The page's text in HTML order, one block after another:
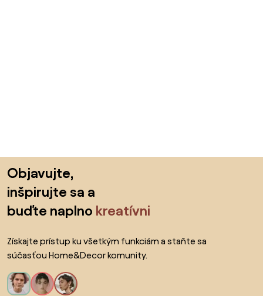
Objavujte,
inšpirujte sa a
buďte naplno kreatívni
Získajte prístup ku všetkým funkciám a staňte sa
súčasťou Home&Decor komunity.